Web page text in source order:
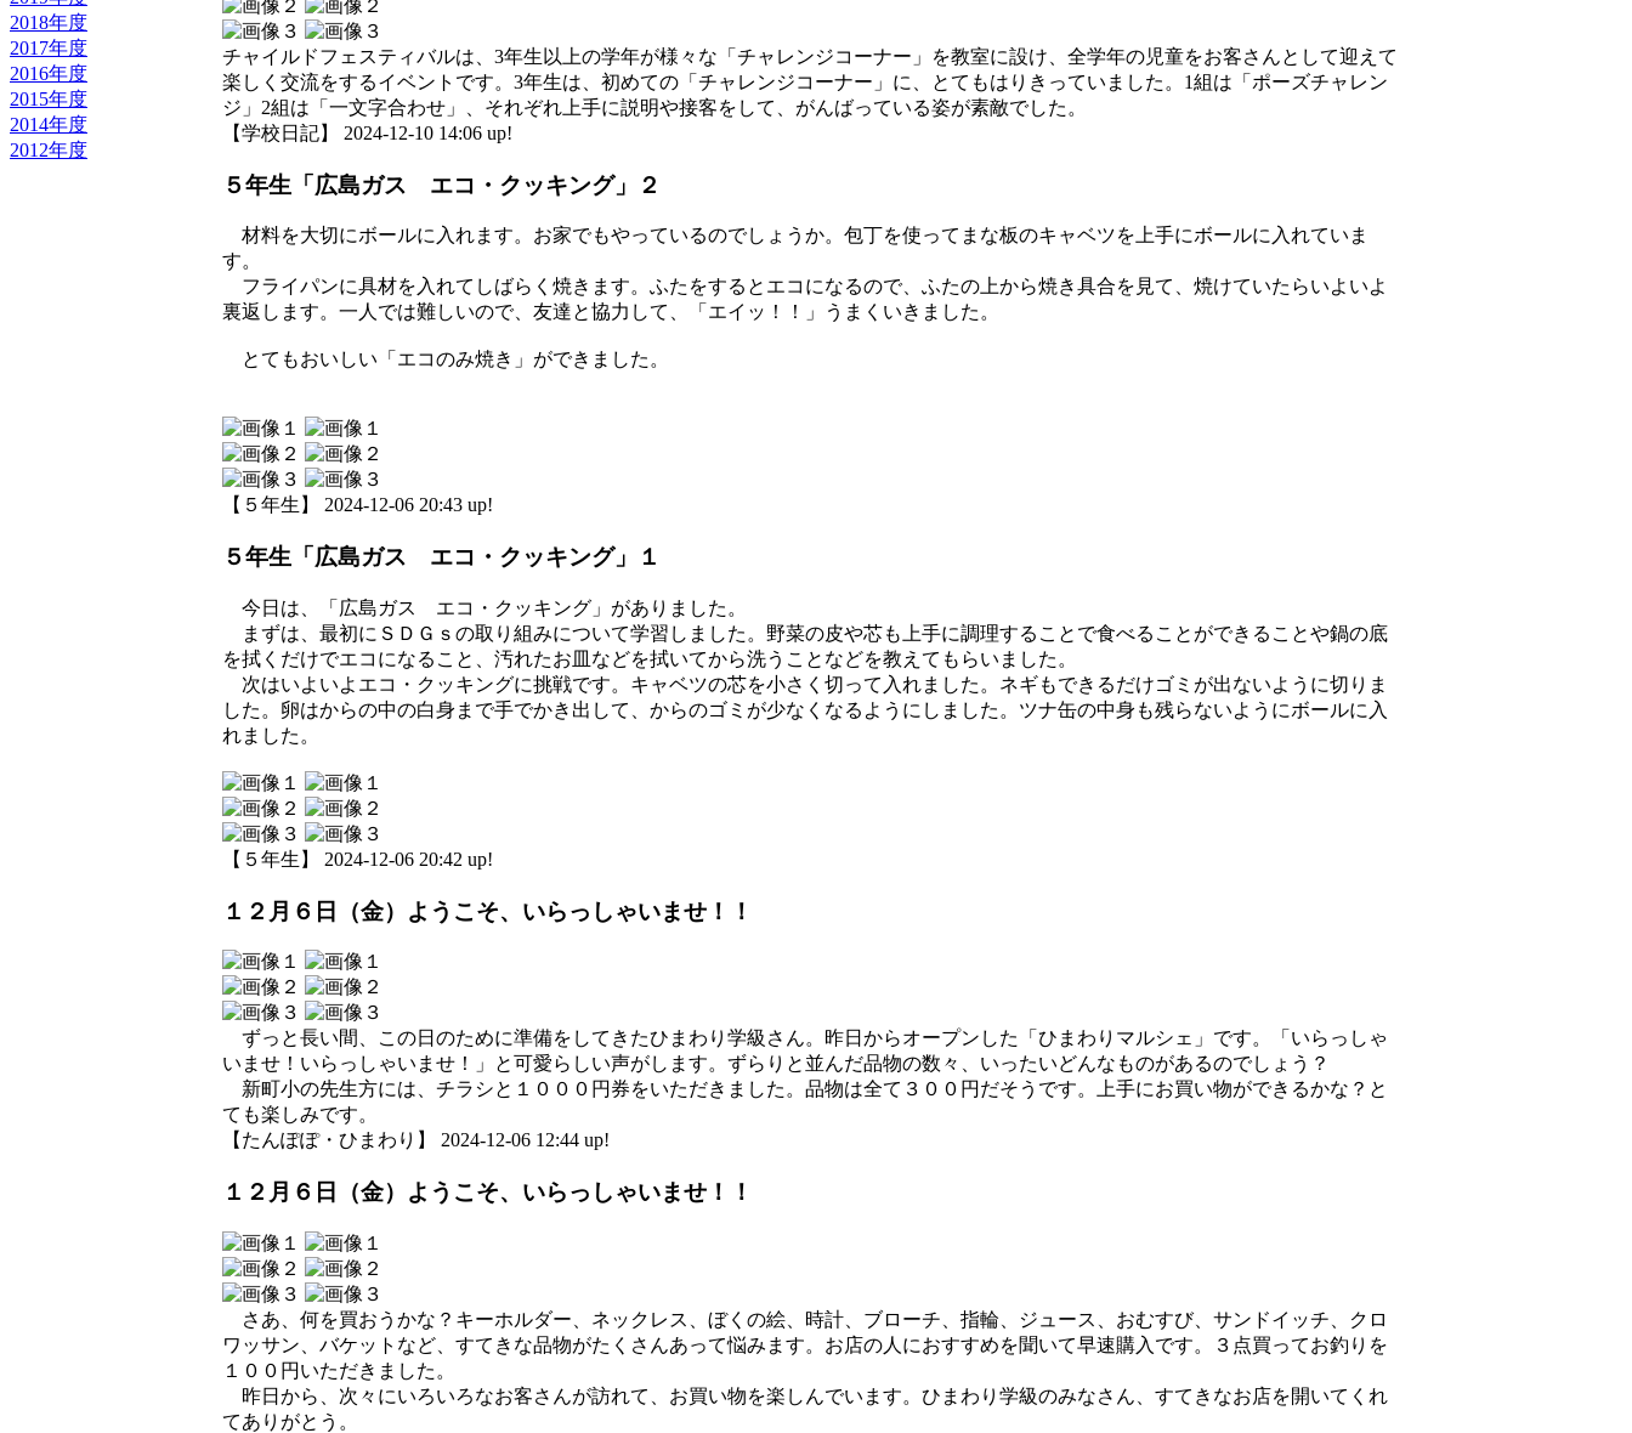
2018年度
2017年度
2016年度
2015年度
2014年度
2012年度
チャイルドフェスティバルは、3年生以上の学年が様々な「チャレンジコーナー」を教室に設け、全学年の児童をお客さんとして迎えて
楽しく交流をするイベントです。3年生は、初めての「チャレンジコーナー」に、とてもはりきっていました。1組は「ポーズチャレン
ジ」2組は「一文字合わせ」、それぞれ上手に説明や接客をして、がんばっている姿が素敵でした。
【学校日記】 2024-12-10 14:06 up!
５年生「広島ガス エコ・クッキング」２
材料を大切にボールに入れます。お家でもやっているのでしょうか。包丁を使ってまな板のキャベツを上手にボールに入れていま
す。
フライパンに具材を入れてしばらく焼きます。ふたをするとエコになるので、ふたの上から焼き具合を見て、焼けていたらいよいよ
裏返します。一人では難しいので、友達と協力して、「エイッ！！」うまくいきました。
とてもおいしい「エコのみ焼き」ができました。
【５年生】 2024-12-06 20:43 up!
５年生「広島ガス エコ・クッキング」１
今日は、「広島ガス エコ・クッキング」がありました。
まずは、最初にＳＤＧｓの取り組みについて学習しました。野菜の皮や芯も上手に調理することで食べることができることや鍋の底
を拭くだけでエコになること、汚れたお皿などを拭いてから洗うことなどを教えてもらいました。
次はいよいよエコ・クッキングに挑戦です。キャベツの芯を小さく切って入れました。ネギもできるだけゴミが出ないように切りま
した。卵はからの中の白身まで手でかき出して、からのゴミが少なくなるようにしました。ツナ缶の中身も残らないようにボールに入
れました。
【５年生】 2024-12-06 20:42 up!
１２月６日（金）ようこそ、いらっしゃいませ！！
ずっと長い間、この日のために準備をしてきたひまわり学級さん。昨日からオープンした「ひまわりマルシェ」です。「いらっしゃ
いませ！いらっしゃいませ！」と可愛らしい声がします。ずらりと並んだ品物の数々、いったいどんなものがあるのでしょう？
新町小の先生方には、チラシと１０００円券をいただきました。品物は全て３００円だそうです。上手にお買い物ができるかな？と
ても楽しみです。
【たんぽぽ・ひまわり】 2024-12-06 12:44 up!
１２月６日（金）ようこそ、いらっしゃいませ！！
さあ、何を買おうかな？キーホルダー、ネックレス、ぼくの絵、時計、ブローチ、指輪、ジュース、おむすび、サンドイッチ、クロ
ワッサン、バケットなど、すてきな品物がたくさんあって悩みます。お店の人におすすめを聞いて早速購入です。３点買ってお釣りを
１００円いただきました。
昨日から、次々にいろいろなお客さんが訪れて、お買い物を楽しんでいます。ひまわり学級のみなさん、すてきなお店を開いてくれ
てありがとう。